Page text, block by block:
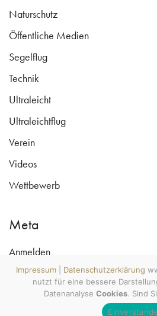
Naturschutz
Öffentliche Medien
Segelflug
Technik
Ultraleicht
Ultraleichtflug
Verein
Videos
Wettbewerb
Meta
Anmelden
Eintrags-Feed
Kommentar-Feed
Copyright 2009 - 2026
All rights reserved. Wecke den
Luftsportler in Dir! MV tut gut.
#mvtutgut #soobock
Impressum| Datenschutzerklärung
nutzt für eine bessere
Datenanalyse Cookies. Sind